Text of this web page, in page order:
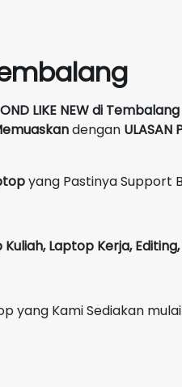
LIKE NEWdi Tembalang
dengan ULASAN
yang Pastinya Support
Kuliah, Laptop Kerja,
yang Kami Sediakan